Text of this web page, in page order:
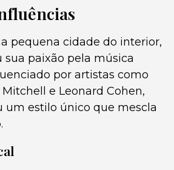
pequena cidade do interior,
sua paixão pela música
por artistas como
e Leonard Cohen,
um estilo único que mescla